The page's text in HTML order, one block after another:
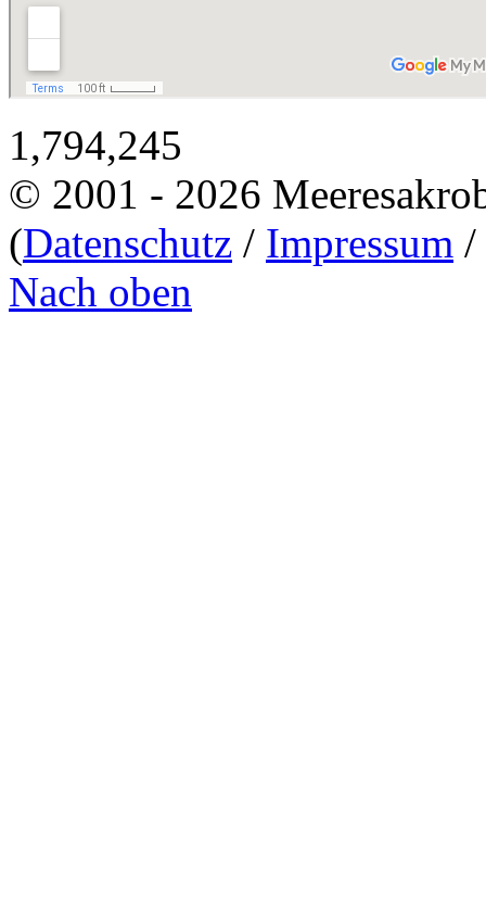
1,794,245
© 2001 - 2026
(Datenschutz / Impressum /
Nach oben